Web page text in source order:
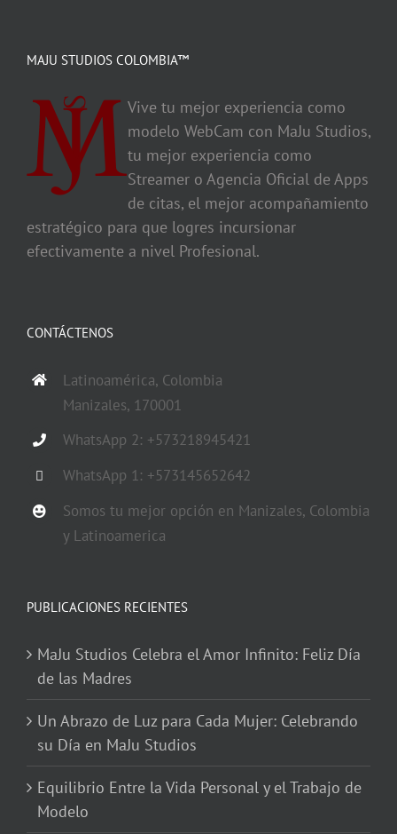
MAJU STUDIOS COLOMBIA™
Vive tu mejor experiencia como
modelo WebCam con MaJu Studios,
tu mejor experiencia como
Streamer o Agencia Oficial de Apps
de citas, el mejor acompañamiento
estratégico para que logres incursionar
efectivamente a nivel Profesional.
CONTÁCTENOS
Latinoamérica, Colombia
Manizales, 170001
WhatsApp 2: +573218945421
WhatsApp 1: +573145652642
Somos tu mejor opción en Manizales, Colombia
y Latinoamerica
PUBLICACIONES RECIENTES
MaJu Studios Celebra el Amor Infinito: Feliz Día
de las Madres
Un Abrazo de Luz para Cada Mujer: Celebrando
su Día en MaJu Studios
Equilibrio Entre la Vida Personal y el Trabajo de
Modelo